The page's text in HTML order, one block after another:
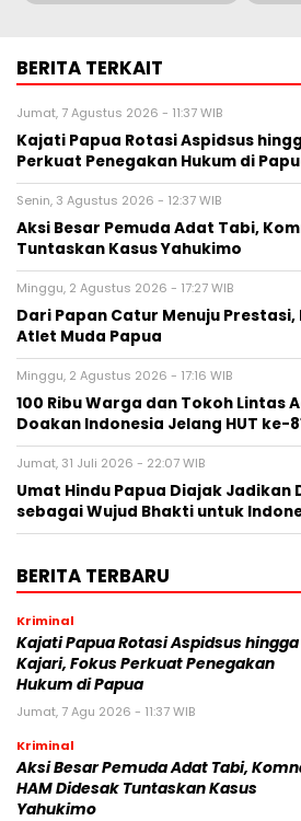
BERITA TERKAIT
Jumat, 7 Agustus 2026 - 11:37 WIB
Kajati Papua Rotasi Aspidsus
Perkuat Penegakan Hukum di
Senin, 3 Agustus 2026 - 12:37 WIB
Aksi Besar Pemuda Adat Tabi,
Tuntaskan Kasus Yahukimo
Minggu, 2 Agustus 2026 - 17:27 WIB
Dari Papan Catur Menuju Prestasi,
Atlet Muda Papua
Minggu, 2 Agustus 2026 - 17:16 WIB
100 Ribu Warga dan Tokoh Lintas
Doakan Indonesia Jelang HUT ke-
Jumat, 31 Juli 2026 - 22:07 WIB
Umat Hindu Papua Diajak Jadikan
sebagai Wujud Bhakti untuk
BERITA TERBARU
Kriminal
Kajati Papua Rotasi Aspidsus hingga
Kajari, Fokus Perkuat Penegakan
Hukum di Papua
Jumat, 7 Agu 2026 - 11:37 WIB
Kriminal
Aksi Besar Pemuda Adat Tabi,
HAM Didesak Tuntaskan Kasus
Yahukimo